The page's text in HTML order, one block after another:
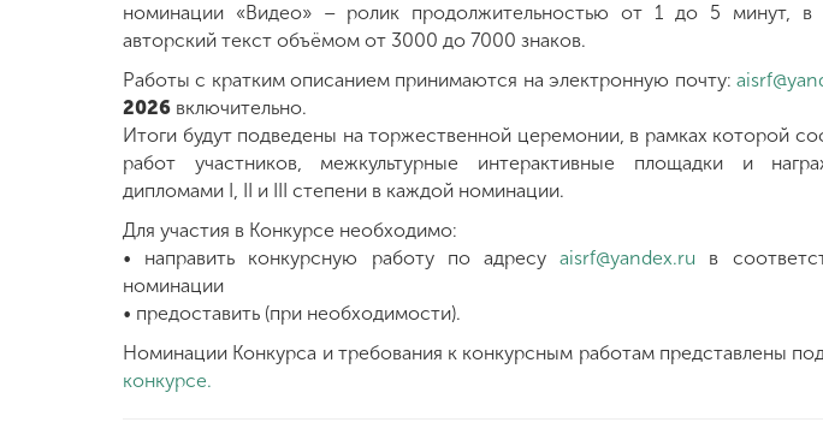
Сведения об
образовательной
организации
Приемная
комиссия
+7 (831) 262-26-20
номинации «Видео» – ролик продолжительностью от 1 до 5 минут,
авторский текст объёмом от 3000 до 7000 знаков.
Работы с кратким описанием принимаются на электронную почту:
2026 включительно.
Итоги будут подведены на торжественной церемонии, в рамках которой
работ участников, межкультурные интерактивные площадки и
дипломами I, II и III степени в каждой номинации.
Для участия в Конкурсе необходимо:
• направить конкурсную работу по адресуaisrf@yandex.ru в
номинации
• предоставить (при необходимости).
Номинации Конкурса и требования к конкурсным работам представлены
конкурсе.